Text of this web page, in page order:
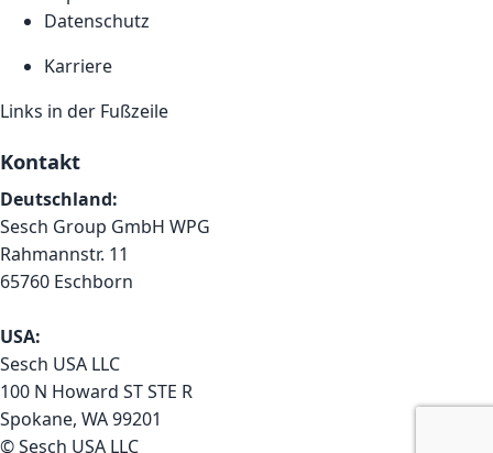
Datenschutz
Karriere
Links in der Fußzeile
Kontakt
Deutschland:
Sesch Group GmbH WPG
Rahmannstr. 11
65760 Eschborn
USA:
Sesch USA LLC
100 N Howard ST STE R
Spokane, WA 99201
© Sesch USA LLC